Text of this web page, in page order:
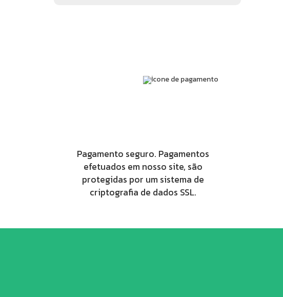
Pagamento seguro. Pagamentos
efetuados em nosso site, são
protegidas por um sistema de
criptografia de dados SSL.